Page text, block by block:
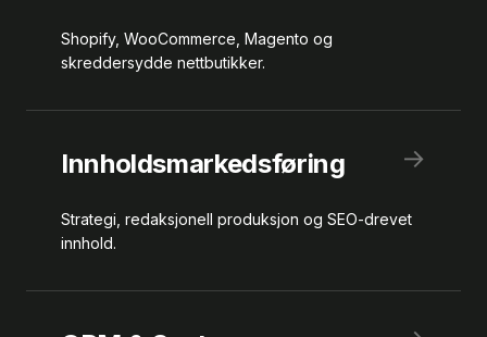
Shopify, WooCommerce, Magento og
skreddersydde nettbutikker.
Innholdsmarkedsføring →
Strategi, redaksjonell produksjon og SEO-drevet
innhold.